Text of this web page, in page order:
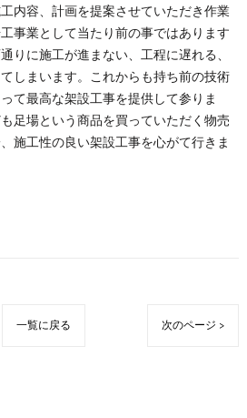
内容、計画を提案させていただき作業
事業として当たり前の事ではあります
りに施工が進まない、工程に遅れる、
しまいます。これからも持ち前の技術
て最高な架設工事を提供して参りま
足場という商品を買っていただく物売
施工性の良い架設工事を心がて行きま
一覧に戻る 次のページ >